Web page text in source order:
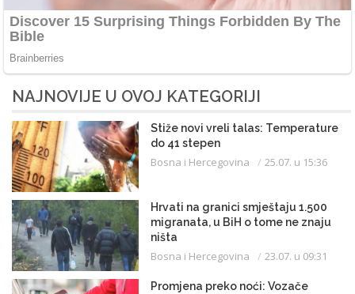
NAJNOVIJE U OVOJ KATEGORIJI
Stiže novi vreli talas: Temperature
do 41 stepen
Bosna i Hercegovina 25.07. u 15:36
Hrvati na granici smještaju 1.500
migranata, u BiH o tome ne znaju
ništa
Bosna i Hercegovina 23.07. u 09:31
Promjena preko noći: Vozače